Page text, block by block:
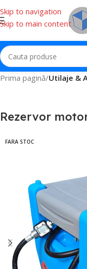
Skip to navigation
Skip to main content
Prima pagină Utilaje &
Rezervor
FARA STOC